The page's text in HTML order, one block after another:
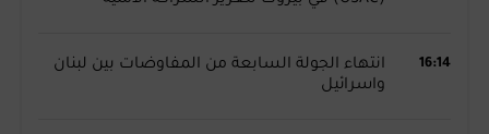
16:14
انتهاء الجولة السابعة من المفاوضات بين لبنان
واسرائيل